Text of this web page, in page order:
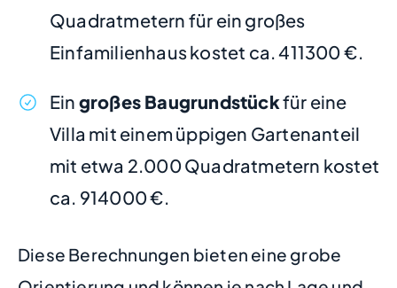
Quadratmetern für ein großes
Einfamilienhaus kostet ca. 411300 €.
Ein großes Baugrundstückfür eine
Villa mit einem üppigen Gartenanteil
mit etwa 2.000 Quadratmetern kostet
ca. 914000 €.
Diese Berechnungen bieten eine grobe